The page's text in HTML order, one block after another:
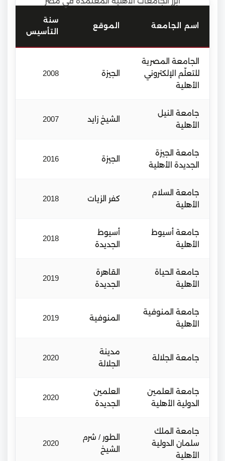
اسم الجامعة الموقع
سنة
التأسيس
الجامعة المصرية
للتعلّم الإلكتروني
الأهلية
الجيزة 2008
جامعة النيل
الأهلية
الشيخ زايد 2007
جامعة الجيزة
الجديدة الأهلية
الجيزة 2016
جامعة السلام
الأهلية
كفر الزيات 2018
جامعة أسيوط
الأهلية
أسيوط
الجديدة
2018
جامعة الحياة
الأهلية
القاهرة
الجديدة
2019
جامعة المنوفية
الأهلية
المنوفية 2019
جامعة الجلالة
مدينة
الجلالة
2020
جامعة العلمين
الدولية الأهلية
العلمين
الجديدة
2020
جامعة الملك
سلمان الدولية
الأهلية
الطور / شرم
الشيخ
2020